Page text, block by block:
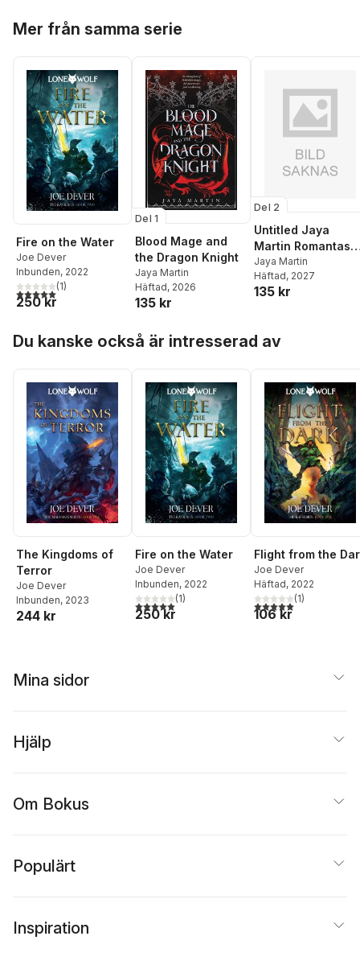
Mer från samma serie
Fire on the Water
Joe Dever
Inbunden, 2022
5,0utav 5 stjärnor. Totalt antal röster:
(1)
250 kr
Del 1
Blood Mage and
the Dragon Knight
Jaya Martin
Häftad, 2026
135 kr
Del 2
Untitled Jaya
Martin Romantasy
2
Jaya Martin
Häftad, 2027
135 kr
Du kanske också är intresserad av
The Kingdoms of
Terror
Joe Dever
Inbunden, 2023
244 kr
Fire on the Water
Joe Dever
Inbunden, 2022
5,0utav 5 stjärnor. Totalt antal röster:
(1)
250 kr
Flight from the
Joe Dever
Häftad, 2022
5,0utav 5 stjärnor.
(1)
106 kr
Mina sidor
Hjälp
Om Bokus
Populärt
Inspiration